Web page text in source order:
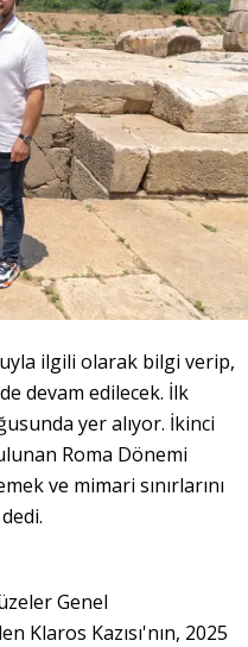
ilgili olarak bilgi verip,
devam edilecek. İlk
yer alıyor. İkinci
Roma Dönemi
ve mimari sınırlarını
Genel
Klaros Kazısı'nın, 2025